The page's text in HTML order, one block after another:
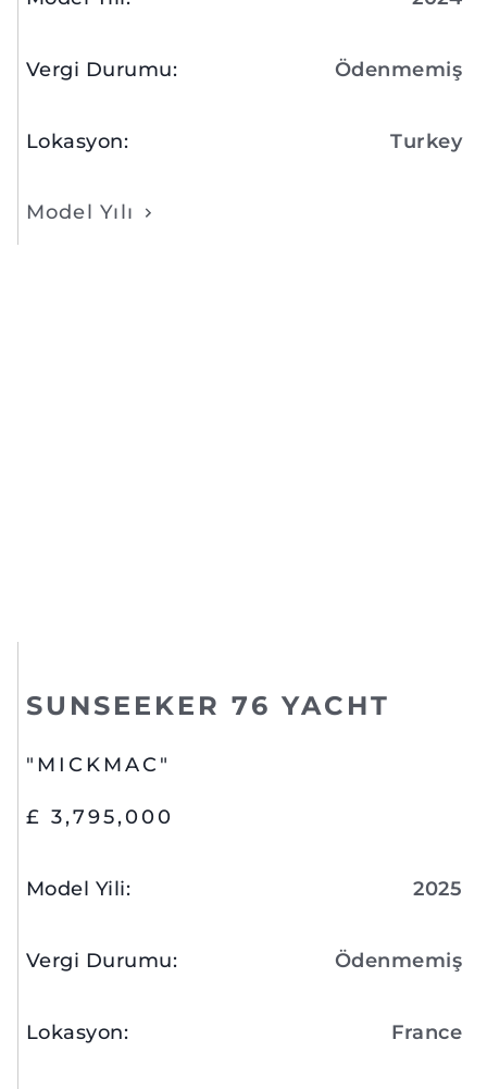
Vergi Durumu: Ödenmemiş
Lokasyon: Turkey
Model Yılı
SUNSEEKER 76 YACHT
"MICKMAC"
£ 3,795,000
Model Yili: 2025
Vergi Durumu: Ödenmemiş
Lokasyon: France